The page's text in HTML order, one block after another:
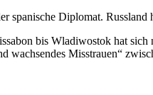
spanische Diplomat.
bis Wladiwostok hat
wachsendes Misstrauen“